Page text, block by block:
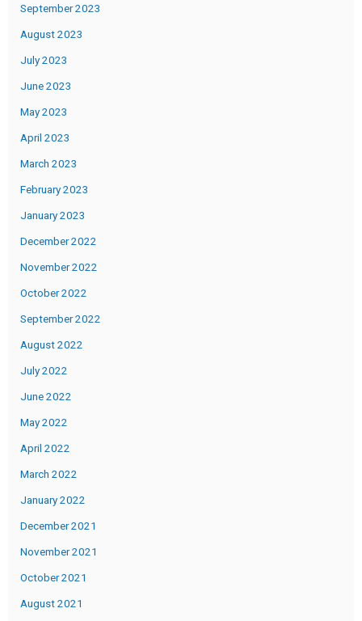
September 2023
August 2023
July 2023
June 2023
May 2023
April 2023
March 2023
February 2023
January 2023
December 2022
November 2022
October 2022
September 2022
August 2022
July 2022
June 2022
May 2022
April 2022
March 2022
January 2022
December 2021
November 2021
October 2021
August 2021